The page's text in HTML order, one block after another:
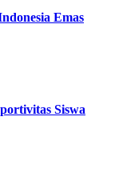
Emas
Siswa